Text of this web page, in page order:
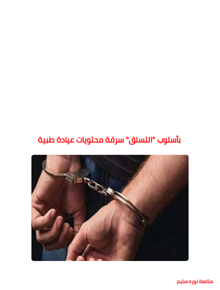
بأسلوب "التسلق" سرقة محتويات عيادة طبية
متابعة نوره سليم